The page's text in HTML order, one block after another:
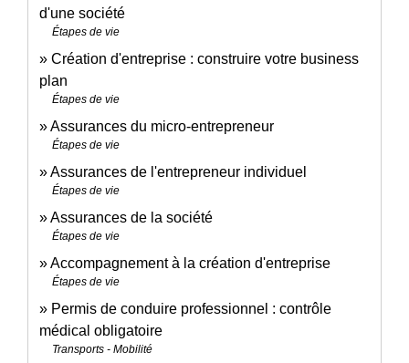
d'une société
Étapes de vie
Création d'entreprise : construire votre business
plan
Étapes de vie
Assurances du micro-entrepreneur
Étapes de vie
Assurances de l'entrepreneur individuel
Étapes de vie
Assurances de la société
Étapes de vie
Accompagnement à la création d'entreprise
Étapes de vie
Permis de conduire professionnel : contrôle
médical obligatoire
Transports - Mobilité